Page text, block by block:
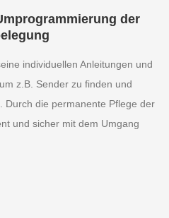
der
individuellen Anleitungen und
z.B. Sender zu finden und
Durch die permanente Pflege der
und sicher mit dem Umgang